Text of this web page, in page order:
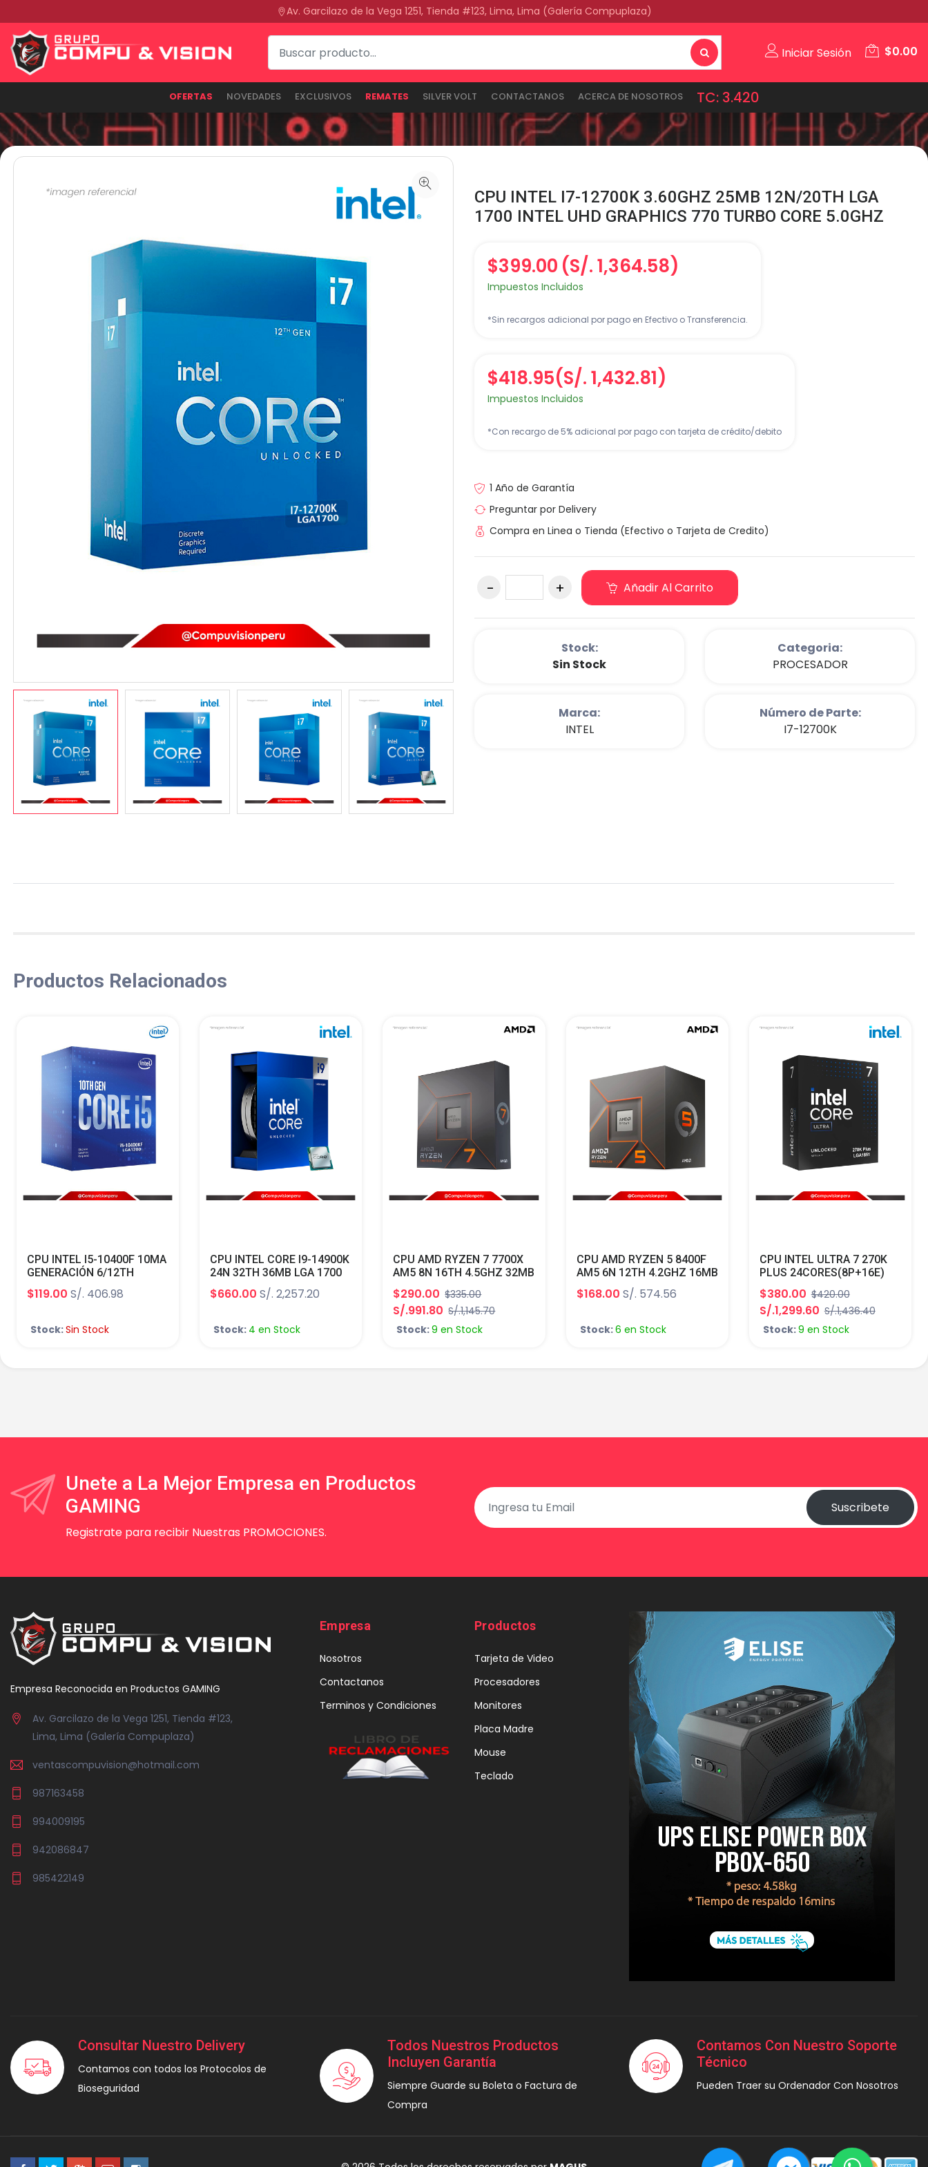
Av. Garcilazo de la Vega 1251, Tienda #123, Lima, Lima (Galería Compuplaza)
Iniciar Sesión $0.00
OFERTAS NOVEDADES EXCLUSIVOS REMATES SILVER VOLT CONTACTANOS ACERCA DE NOSOTROS TC: 3.420
CPU INTEL I7-12700K 3.60GHZ 25MB 12N/20TH LGA
1700 INTEL UHD GRAPHICS 770 TURBO CORE 5.0GHZ
$399.00 (S/. 1,364.58)
Impuestos Incluidos
*Sin recargos adicional por pago en Efectivo o Transferencia.
$418.95(S/. 1,432.81)
Impuestos Incluidos
*Con recargo de 5% adicional por pago con tarjeta de crédito/debito
1 Año de Garantía
Preguntar por Delivery
Compra en Linea o Tienda (Efectivo o Tarjeta de Credito)
Añadir Al Carrito
Stock:
Sin Stock
Categoria:
PROCESADOR
Marca:
INTEL
Número de Parte:
I7-12700K
Productos Relacionados
CPU INTEL I5-10400F 10MA
GENERACIÓN 6/12TH
2.90GHZ TURBO CORE
4.30GHZ 65W S/G LGA 1200
$119.00 S/. 406.98
Stock:Sin Stock
CPU INTEL CORE I9-14900K
24N 32TH 36MB LGA 1700
3.2GHZ C/INTEL UHD
GRAPHICS 770 TURBO
(14th Gen)
$660.00 S/. 2,257.20
Stock: 4 en Stock
CPU AMD RYZEN 7 7700X
AM5 8N 16TH 4.5GHZ 32MB
AMD RADEON GRAPHICS
TURBO CORE 5.4GHZ
S/COOLER
$290.00 $335.00
S/.991.80 S/.1,145.70
Stock:9 en Stock
CPU AMD RYZEN 5 8400F
AM5 6N 12TH 4.2GHZ 16MB
TURBO CORE 4.7GHZ S/G
TDP 65W
$168.00 S/. 574.56
Stock:6 en Stock
CPU INTEL ULTRA 7 270K
PLUS 24CORES(8P+16E)
3.2GHZ 36MB INTEL
GRAPHICS LGA 1851
TURBO CORE 5.5GHZ
$380.00 $420.00
S/.1,299.60 S/.1,436.40
Stock:9 en Stock
Unete a La Mejor Empresa en Productos
GAMING
Registrate para recibir Nuestras PROMOCIONES.
Suscribete
Empresa Reconocida en Productos GAMING
Av. Garcilazo de la Vega 1251, Tienda #123,
Lima, Lima (Galería Compuplaza)
ventascompuvision@hotmail.com
987163458
994009195
942086847
985422149
Empresa
Nosotros
Contactanos
Terminos y Condiciones
Productos
Tarjeta de Video
Procesadores
Monitores
Placa Madre
Mouse
Teclado
Consultar Nuestro Delivery
Contamos con todos los Protocolos de
Bioseguridad
Todos Nuestros Productos
Incluyen Garantía
Siempre Guarde su Boleta o Factura de
Compra
Contamos Con Nuestro Soporte
Técnico
Pueden Traer su Ordenador Con Nosotros